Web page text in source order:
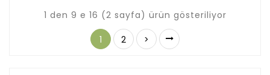
1 den 9 e 16 (2 sayfa) ürün gösteriliyor
1 2 >